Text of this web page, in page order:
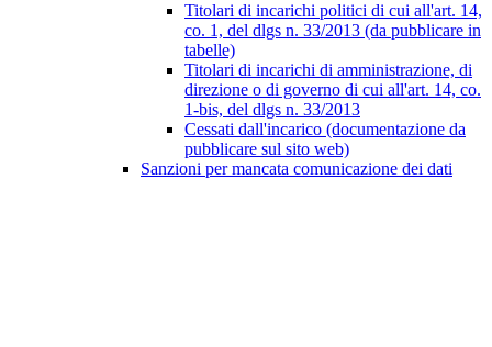
Titolari di incarichi politici di cui all'art. 14,
co. 1, del dlgs n. 33/2013 (da pubblicare in
tabelle)
Titolari di incarichi di amministrazione, di
direzione o di governo di cui all'art. 14, co.
1-bis, del dlgs n. 33/2013
Cessati dall'incarico (documentazione da
pubblicare sul sito web)
Sanzioni per mancata comunicazione dei dati